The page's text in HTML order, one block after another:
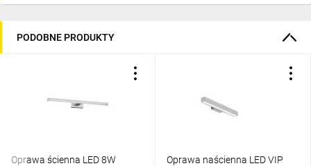
PODOBNE PRODUKTY
Oprawa ścienna LED 8W
Oprawa naścienna LED VIP